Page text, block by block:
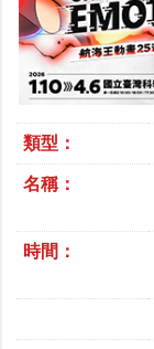
類型：
名稱：
時間：